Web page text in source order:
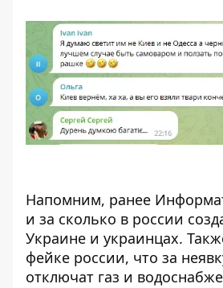
Напомним, ранее
и за сколько в россии
Украине и украинцах.
фейке россии, что за
отключат газ и